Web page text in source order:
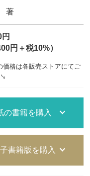
著
円＋税10%）
格は各販売ストアにてご
｡
の書籍を購入
書籍版を購入